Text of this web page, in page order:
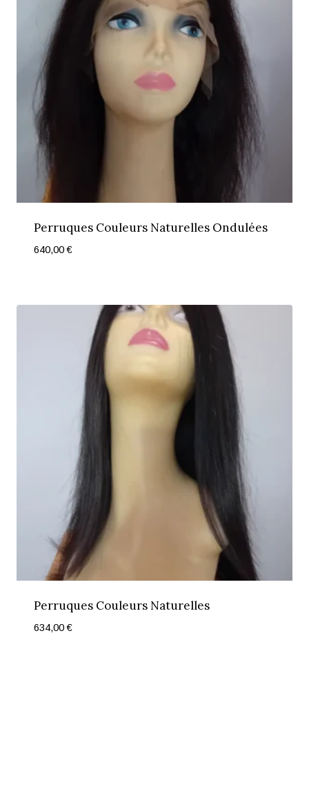
Perruques Couleurs Naturelles Ondulées
640,00€
Perruques Couleurs Naturelles
634,00€